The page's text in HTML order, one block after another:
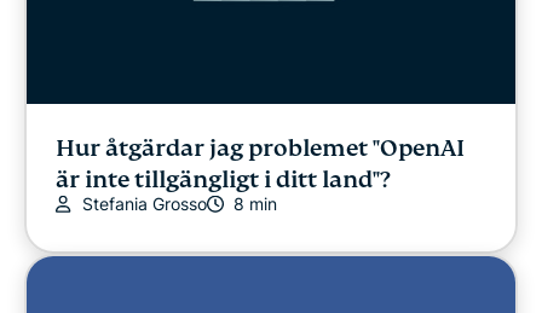
Hur åtgärdar jag problemet "OpenAI
är inte tillgängligt i ditt land"?
Stefania Grosso 8 min